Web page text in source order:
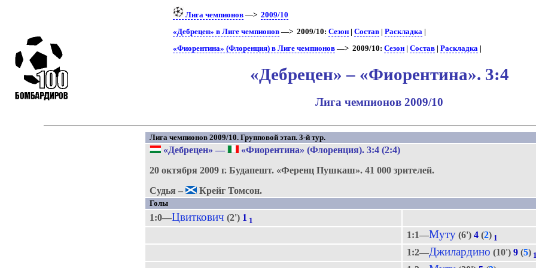
Лига чемпионов—> 2009/10
«Дебрецен» в Лиге чемпионов—> 2009/10: Сезон| Состав| Раскладка |
«Фиорентина» (Флоренция) в Лиге чемпионов—> 2009/10: Сезон| Состав| Раскладка |
«Дебрецен» – «Фиорентина». 3:4
Лига чемпионов 2009/10
Лига чемпионов 2009/10. Групповой этап. 3-й тур.
«Дебрецен» — «Фиорентина» (Флоренция). 3:4 (2:4)
20 октября 2009 г.Будапешт. «Ференц Пушкаш».41 000 зрителей.
Судья –
Крейг Томсон.
Голы
1:0—Цвиткович (2') 1 1
1:1—Муту (6')4 (2) 1
1:2—Джилардино (10')9 (5)